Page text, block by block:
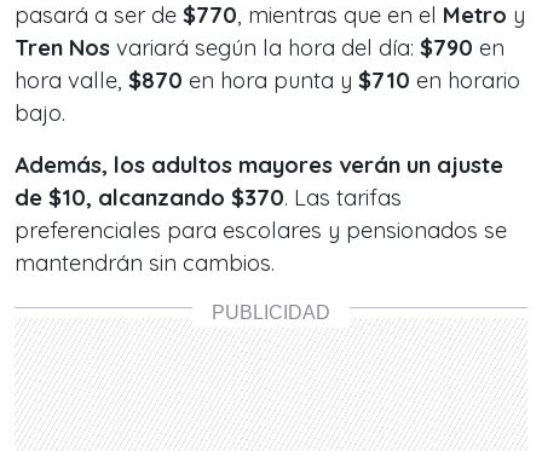
pasará a ser de $770, mientras que en el Metro y
Tren Nos variará según la hora del día: $790 en
hora valle, $870 en hora punta y $710 en horario
bajo.
Además, los adultos mayores verán un ajuste
de $10, alcanzando $370. Las tarifas
preferenciales para escolares y pensionados se
mantendrán sin cambios.